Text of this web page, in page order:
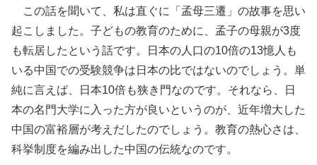
この話を聞いて、私は直ぐに「孟母三遷」の故事を思い
起こしました。子どもの教育のために、孟子の母親が3度
も転居したという話です。日本の人口の10倍の13憶人も
いる中国での受験競争は日本の比ではないのでしょう。単
純に言えば、日本10倍も狭き門なのです。それなら、日
本の名門大学に入った方が良いというのが、近年増大した
中国の富裕層が考えだしたのでしょう。教育の熱心さは、
科挙制度を編み出した中国の伝統なのです。